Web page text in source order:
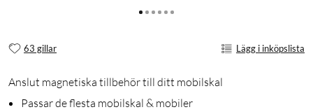
63 gillar Lägg i inköpslista
Anslut magnetiska tillbehör till ditt mobilskal
Passar de flesta mobilskal & mobiler